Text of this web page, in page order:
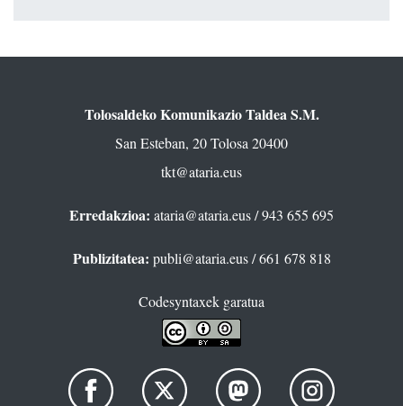
Tolosaldeko Komunikazio Taldea S.M.
San Esteban, 20 Tolosa 20400
tkt@ataria.eus
Erredakzioa: ataria@ataria.eus/ 943 655 695
Publizitatea: publi@ataria.eus/ 661 678 818
Codesyntaxek garatua